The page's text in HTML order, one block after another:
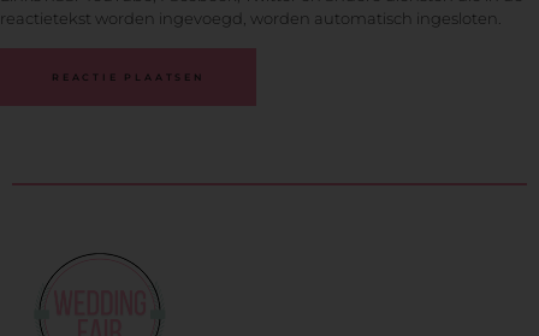
reactietekst worden ingevoegd, worden automatisch ingesloten.